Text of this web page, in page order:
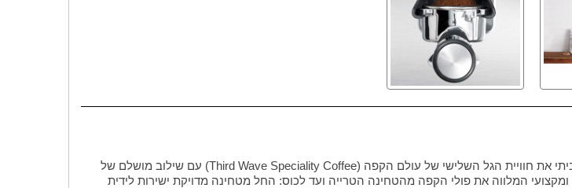
מכונת הקפה הידנית והמקצועית Sage The Barista Express מביאה אל המטבח הביתי את חוויית הגל השלישי של עולם הקפה (Third Wave Speciality Coffee) עם שילוב מושלם של
המלווה את פולי הקפה מהטחינה הטרייה ועד לכוס: החל מטחינה מדויקת ישירות לידית